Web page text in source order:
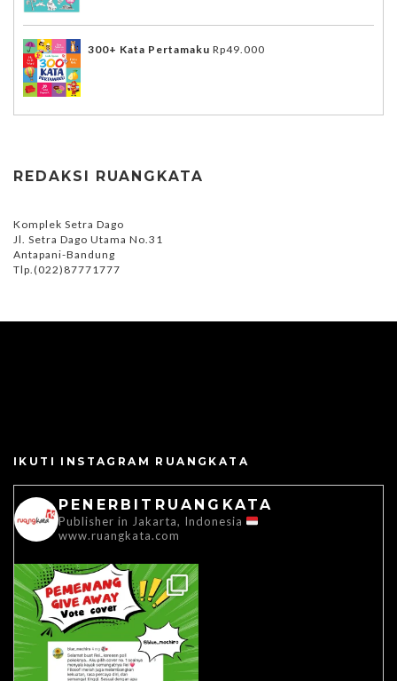
300+ Kata Pertamaku Rp49.000
REDAKSI RUANGKATA
Komplek Setra Dago
Jl. Setra Dago Utama No.31
Antapani-Bandung
Tlp.(022)87771777
IKUTI INSTAGRAM RUANGKATA
PENERBITRUANGKATA
Publisher in Jakarta, Indonesia
www.ruangkata.com